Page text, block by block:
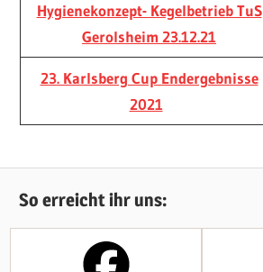
Hygienekonzept- Kegelbetrieb TuS
Gerolsheim 23.12.21
23. Karlsberg Cup Endergebnisse
2021
ARCHIV
So erreicht ihr uns: